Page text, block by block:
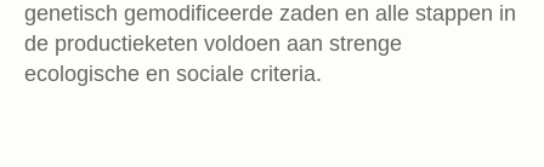
genetisch gemodificeerde zaden en alle stappen in
de productieketen voldoen aan strenge
ecologische en sociale criteria.